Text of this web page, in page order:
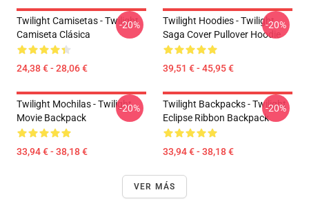
Twilight Camisetas - Twilight
Camiseta Clásica
24,38 € - 28,06 €
-20%
Twilight Hoodies - Twilight
Saga Cover Pullover Hoodie
39,51 € - 45,95 €
-20%
Twilight Mochilas - Twilight
Movie Backpack
33,94 € - 38,18 €
-20%
Twilight Backpacks - Twilight
Eclipse Ribbon Backpack
33,94 € - 38,18 €
-20%
VER MÁS